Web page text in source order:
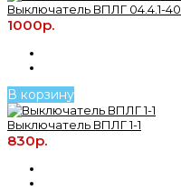
Выключатель ВПЛГ 04.4.1-40
1000р.
В корзину
Выключатель ВПЛГ 1-1
830р.